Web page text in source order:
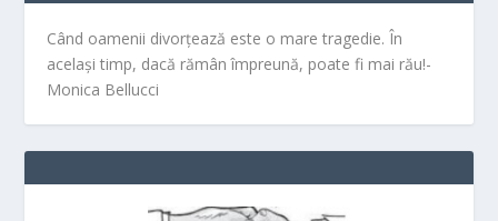
Când oamenii divorțează este o mare tragedie. În
același timp, dacă rămân împreună, poate fi mai rău!-
Monica Bellucci